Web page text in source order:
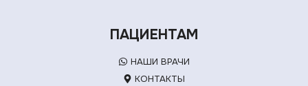
ПАЦИЕНТАМ
НАШИ ВРАЧИ
КОНТАКТЫ